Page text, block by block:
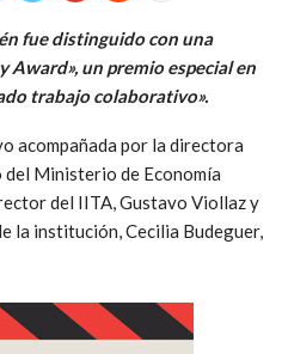
fue distinguido con una
Award», un premio especial en
trabajo colaborativo».
acompañada por la directora
del Ministerio de Economía
del IITA, Gustavo Viollaz y
la institución, Cecilia Budeguer,